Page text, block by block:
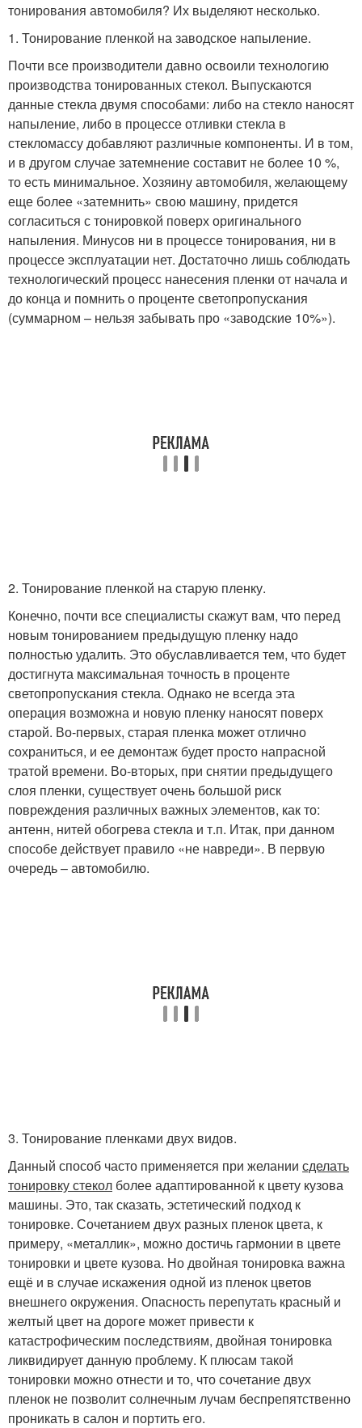
тонирования автомобиля? Их выделяют несколько.
1. Тонирование пленкой на заводское напыление.
Почти все производители давно освоили технологию
производства тонированных стекол. Выпускаются
данные стекла двумя способами: либо на стекло наносят
напыление, либо в процессе отливки стекла в
стекломассу добавляют различные компоненты. И в том,
и в другом случае затемнение составит не более 10 %,
то есть минимальное. Хозяину автомобиля, желающему
еще более «затемнить» свою машину, придется
согласиться с тонировкой поверх оригинального
напыления. Минусов ни в процессе тонирования, ни в
процессе эксплуатации нет. Достаточно лишь соблюдать
технологический процесс нанесения пленки от начала и
до конца и помнить о проценте светопропускания
(суммарном – нельзя забывать про «заводские 10%»).
2. Тонирование пленкой на старую пленку.
Конечно, почти все специалисты скажут вам, что перед
новым тонированием предыдущую пленку надо
полностью удалить. Это обуславливается тем, что будет
достигнута максимальная точность в проценте
светопропускания стекла. Однако не всегда эта
операция возможна и новую пленку наносят поверх
старой. Во-первых, старая пленка может отлично
сохраниться, и ее демонтаж будет просто напрасной
тратой времени. Во-вторых, при снятии предыдущего
слоя пленки, существует очень большой риск
повреждения различных важных элементов, как то:
антенн, нитей обогрева стекла и т.п. Итак, при данном
способе действует правило «не навреди». В первую
очередь – автомобилю.
3. Тонирование пленками двух видов.
Данный способ часто применяется при желании сделать
тонировку стекол более адаптированной к цвету кузова
машины. Это, так сказать, эстетический подход к
тонировке. Сочетанием двух разных пленок цвета, к
примеру, «металлик», можно достичь гармонии в цвете
тонировки и цвете кузова. Но двойная тонировка важна
ещё и в случае искажения одной из пленок цветов
внешнего окружения. Опасность перепутать красный и
желтый цвет на дороге может привести к
катастрофическим последствиям, двойная тонировка
ликвидирует данную проблему. К плюсам такой
тонировки можно отнести и то, что сочетание двух
пленок не позволит солнечным лучам беспрепятственно
проникать в салон и портить его.